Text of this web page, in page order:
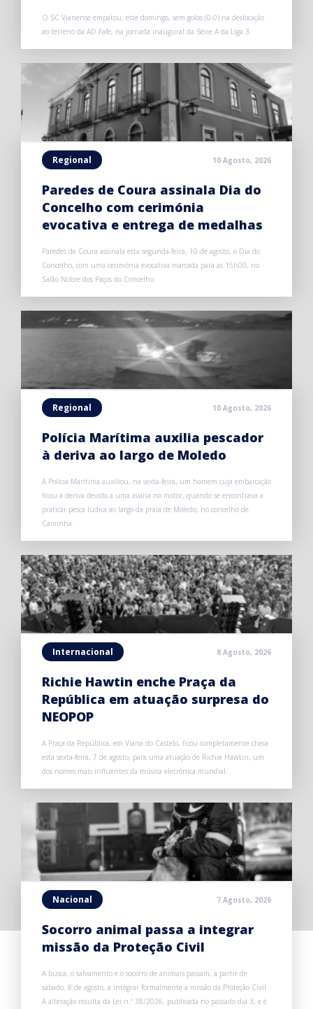
O SC Vianense empatou, este domingo, sem golos (0-0) na deslocação
ao terreno da AD Fafe, na jornada inaugural da Série A da Liga 3.
Regional 10 Agosto, 2026
Paredes de Coura assinala Dia do
Concelho com cerimónia
evocativa e entrega de medalhas
Paredes de Coura assinala esta segunda-feira, 10 de agosto, o Dia do
Concelho, com uma cerimónia evocativa marcada para as 15h00, no
Salão Nobre dos Paços do Concelho.
Regional 10 Agosto, 2026
Polícia Marítima auxilia pescador
à deriva ao largo de Moledo
A Polícia Marítima auxiliou, na sexta-feira, um homem cuja embarcação
ficou à deriva devido a uma avaria no motor, quando se encontrava a
praticar pesca lúdica ao largo da praia de Moledo, no concelho de
Caminha.
Internacional 8 Agosto, 2026
Richie Hawtin enche Praça da
República em atuação surpresa do
NEOPOP
A Praça da República, em Viana do Castelo, ficou completamente cheia
esta sexta-feira, 7 de agosto, para uma atuação de Richie Hawtin, um
dos nomes mais influentes da música eletrónica mundial.
Nacional 7 Agosto, 2026
Socorro animal passa a integrar
missão da Proteção Civil
A busca, o salvamento e o socorro de animais passam, a partir de
sábado, 8 de agosto, a integrar formalmente a missão da Proteção Civil.
A alteração resulta da Lei n.º 38/2026, publicada no passado dia 3, e é